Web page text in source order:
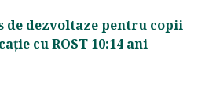
de dezvoltaze pentru copii
cu ROST 10:14 ani